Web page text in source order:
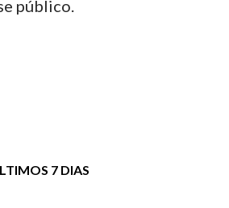
público.
7 DIAS